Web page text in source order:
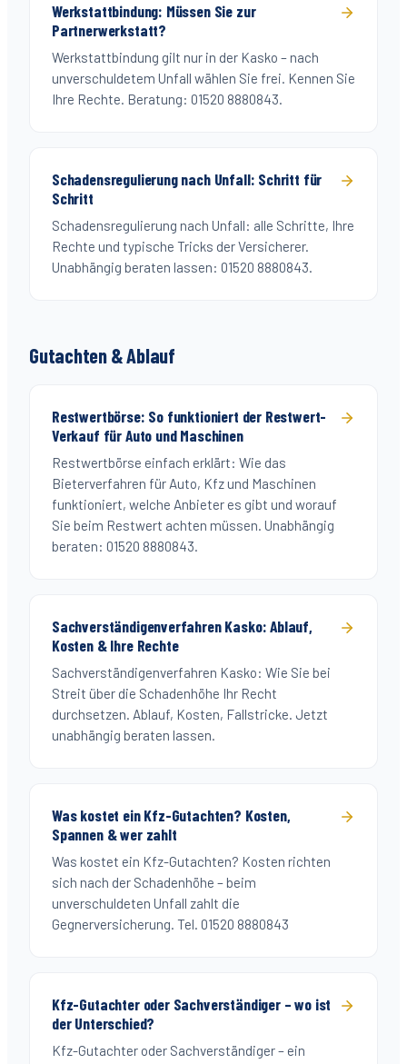
Werkstattbindung: Müssen Sie zur
Partnerwerkstatt?
Werkstattbindung gilt nur in der Kasko – nach
unverschuldetem Unfall wählen Sie frei. Kennen Sie
Ihre Rechte. Beratung: 01520 8880843.
Schadensregulierung nach Unfall: Schritt für
Schritt
Schadensregulierung nach Unfall: alle Schritte, Ihre
Rechte und typische Tricks der Versicherer.
Unabhängig beraten lassen: 01520 8880843.
Gutachten & Ablauf
Restwertbörse: So funktioniert der Restwert-
Verkauf für Auto und Maschinen
Restwertbörse einfach erklärt: Wie das
Bieterverfahren für Auto, Kfz und Maschinen
funktioniert, welche Anbieter es gibt und worauf
Sie beim Restwert achten müssen. Unabhängig
beraten: 01520 8880843.
Sachverständigenverfahren Kasko: Ablauf,
Kosten & Ihre Rechte
Sachverständigenverfahren Kasko: Wie Sie bei
Streit über die Schadenhöhe Ihr Recht
durchsetzen. Ablauf, Kosten, Fallstricke. Jetzt
unabhängig beraten lassen.
Was kostet ein Kfz-Gutachten? Kosten,
Spannen & wer zahlt
Was kostet ein Kfz-Gutachten? Kosten richten
sich nach der Schadenhöhe – beim
unverschuldeten Unfall zahlt die
Gegnerversicherung. Tel. 01520 8880843
Kfz-Gutachter oder Sachverständiger – wo ist
der Unterschied?
Kfz-Gutachter oder Sachverständiger – ein